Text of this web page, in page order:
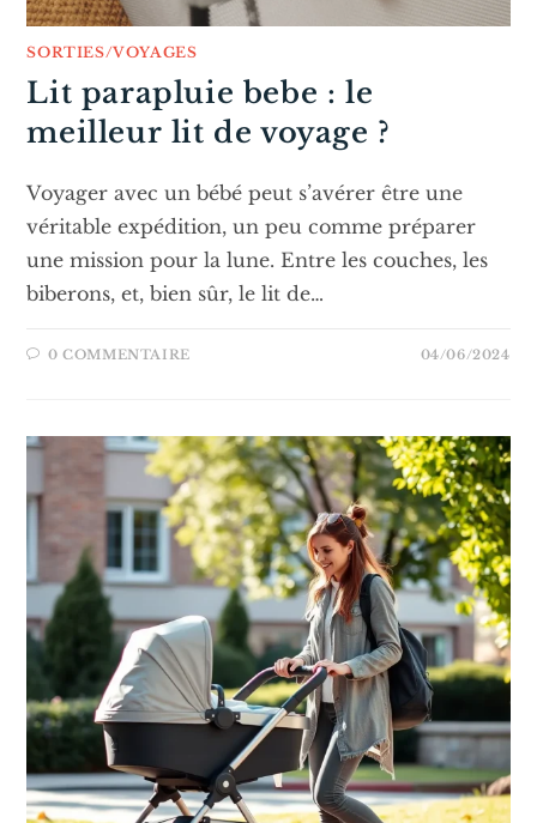
SORTIES/VOYAGES
Lit parapluie bebe : le
meilleur lit de voyage ?
Voyager avec un bébé peut s’avérer être une
véritable expédition, un peu comme préparer
une mission pour la lune. Entre les couches, les
biberons, et, bien sûr, le lit de…
0 COMMENTAIRE 04/06/2024